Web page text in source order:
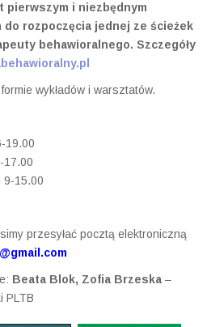
pierwszym i niezbędnym
do rozpoczęcia jednej ze ścieżek
behawioralnego. Szczegóły
wykładów i warsztatów.
19.00
17.00
9-15.00
przesyłać pocztą elektroniczną
Beata Blok, Zofia Brzeska –
PLTB